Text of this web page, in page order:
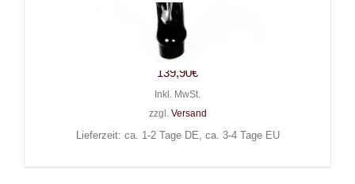
Erogance Overknee-Stiefel
Stretchlack Iskierka
139,90€
Inkl. MwSt.
zzgl. Versand
Lieferzeit: ca. 1-2 Tage DE, ca. 3-4 Tage EU